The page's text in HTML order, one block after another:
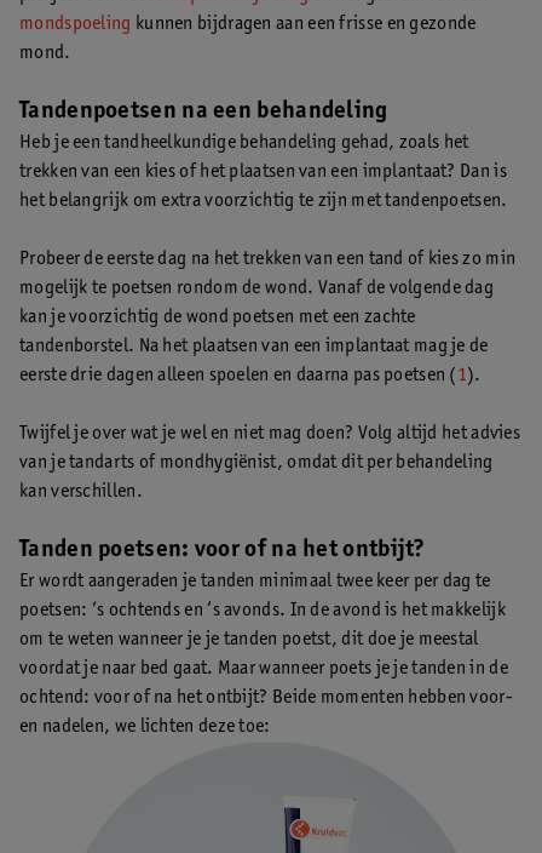
mondspoeling kunnen bijdragen aan een frisse en gezonde
mond.
Tandenpoetsen na een behandeling
Heb je een tandheelkundige behandeling gehad, zoals het
trekken van een kies of het plaatsen van een implantaat? Dan is
het belangrijk om extra voorzichtig te zijn met tandenpoetsen.
Probeer de eerste dag na het trekken van een tand of kies zo min
mogelijk te poetsen rondom de wond. Vanaf de volgende dag
kan je voorzichtig de wond poetsen met een zachte
tandenborstel. Na het plaatsen van een implantaat mag je de
eerste drie dagen alleen spoelen en daarna pas poetsen (1).
Twijfel je over wat je wel en niet mag doen? Volg altijd het advies
van je tandarts of mondhygiënist, omdat dit per behandeling
kan verschillen.
Tanden poetsen: voor of na het ontbijt?
Er wordt aangeraden je tanden minimaal twee keer per dag te
poetsen: ’s ochtends en ‘s avonds. In de avond is het makkelijk
om te weten wanneer je je tanden poetst, dit doe je meestal
voordat je naar bed gaat. Maar wanneer poets je je tanden in de
ochtend: voor of na het ontbijt? Beide momenten hebben voor-
en nadelen, we lichten deze toe: